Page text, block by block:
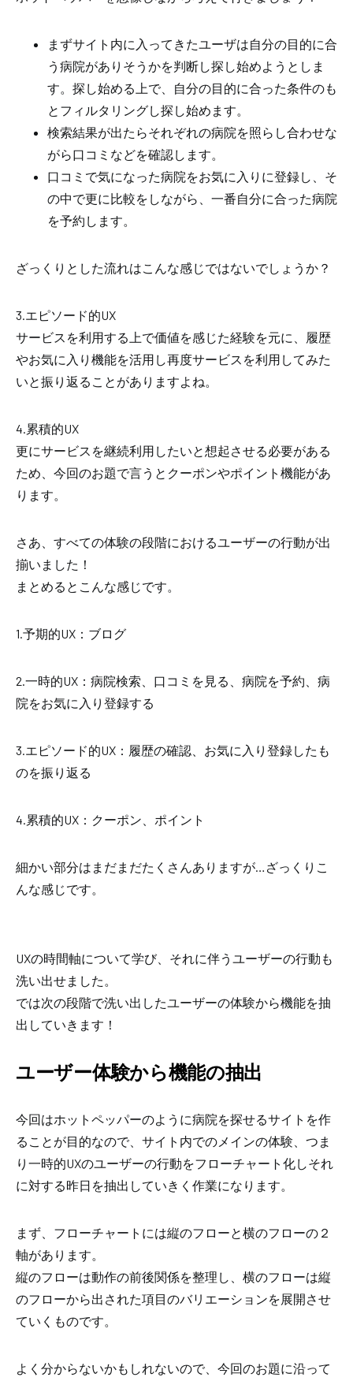
まずサイト内に 入ってきたユーザは自分の目的に合
う病院がありそうかを判断し探し始めようとしま
す。探し始める上で、自分の目的に合った条件のも
とフィルタリングし探し始めます。
検索結果が出たらそれぞれの病院を照らし合わせな
がら口コミなどを確認します。
口コミで気になった病院をお気に入りに登録し、そ
の中で更に比較をしながら、一番自分に合った病院
を予約します。
ざっくりとした流れはこんな感じではないでしょうか？
3.エピソード的UX
サービスを利用する上で価値を感じた経験を元に、履歴
やお気に入り機能を活用し再度サービスを利用してみた
いと振り返ることがありますよね。
4.累積的UX
更にサービスを継続利用したいと想起させる必要がある
ため、 今回のお題で言うとクーポンやポイント機能があ
ります。
さあ、すべての体験の段階におけるユーザーの行動が出
揃いました！
まとめるとこんな感じです。
1.予期的UX：ブログ
2.一時的UX：病院検索、口コミを見る、病院を予約、病
院をお気に入り登録する
3.エピソード的UX：履歴の確認、お気に入り登録したも
のを振り返る
4.累積的UX：クーポン、ポイント
細かい部分はまだまだたくさんありますが…ざっくりこ
んな感じです。
UXの時間軸について学び、それに伴うユーザーの行動も
洗い出せました。
では次の段階で洗い出したユーザーの体験から機能を抽
出していきます！
ユーザー体験から機能の抽出
今回はホットペッパーのように病院を探せるサイトを作
ることが目的なので、サイト内でのメインの体験、つま
り一時的UXのユーザーの行動をフローチャート化しそれ
に対する昨日を抽出していきく作業になります。
まず、フローチャートには縦のフローと横のフローの２
軸があります。
縦のフローは動作の前後関係を整理し、横のフローは縦
のフローから出された項目のバリエーションを展開させ
ていくものです。
よく分からないかもしれないので、今回のお題に沿って